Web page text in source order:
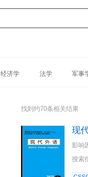
经济学 法学 军事
找到约70条相关结果
现
影响
搜索